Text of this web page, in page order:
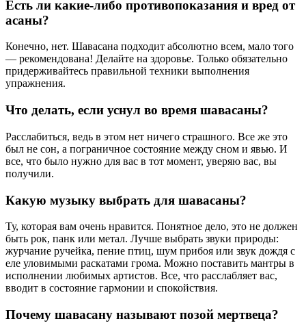
Есть ли какие-либо противопоказания и вред от
асаны?
Конечно, нет. Шавасана подходит абсолютно всем, мало того
— рекомендована! Делайте на здоровье. Только обязательно
придерживайтесь правильной техники выполнения
упражнения.
Что делать, если уснул во время шавасаны?
Расслабиться, ведь в этом нет ничего страшного. Все же это
был не сон, а пограничное состояние между сном и явью. И
все, что было нужно для вас в тот момент, уверяю вас, вы
получили.
Какую музыку выбрать для шавасаны?
Ту, которая вам очень нравится. Понятное дело, это не должен
быть рок, панк или метал. Лучше выбрать звуки природы:
журчание ручейка, пение птиц, шум прибоя или звук дождя с
еле уловимыми раскатами грома. Можно поставить мантры в
исполнении любимых артистов. Все, что расслабляет вас,
вводит в состояние гармонии и спокойствия.
Почему шавасану называют позой мертвеца?